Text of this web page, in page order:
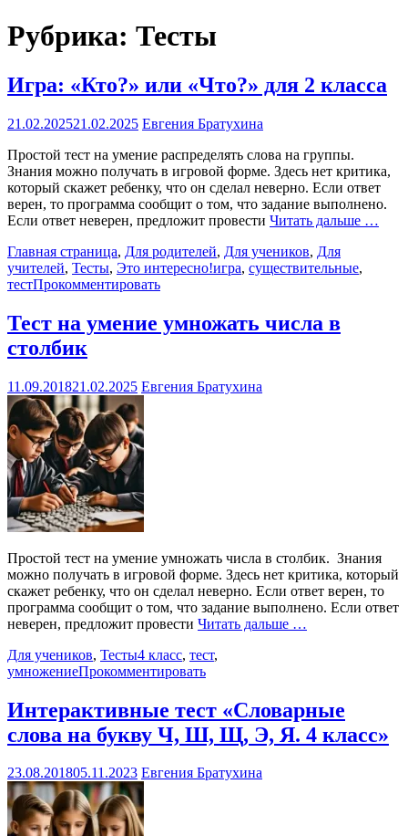
Рубрика: Тесты
Игра: «Кто?» или «Что?» для 2 класса
21.02.202521.02.2025 Евгения Братухина
Простой тест на умение распределять слова на группы.
Знания можно получать в игровой форме. Здесь нет критика,
который скажет ребенку, что он сделал неверно. Если ответ
верен, то программа сообщит о том, что задание выполнено.
Если ответ неверен, предложит провести Читать дальше …
Главная страница, Для родителей, Для учеников, Для
учителей, Тесты, Это интересно!игра, существительные,
тестПрокомментировать
Тест на умение умножать числа в
столбик
11.09.201821.02.2025 Евгения Братухина
Простой тест на умение умножать числа в столбик. Знания
можно получать в игровой форме. Здесь нет критика, который
скажет ребенку, что он сделал неверно. Если ответ верен, то
программа сообщит о том, что задание выполнено. Если ответ
неверен, предложит провести Читать дальше …
Для учеников, Тесты4 класс, тест,
умножениеПрокомментировать
Интерактивные тест «Словарные
слова на букву Ч, Ш, Щ, Э, Я. 4 класс»
23.08.201805.11.2023 Евгения Братухина